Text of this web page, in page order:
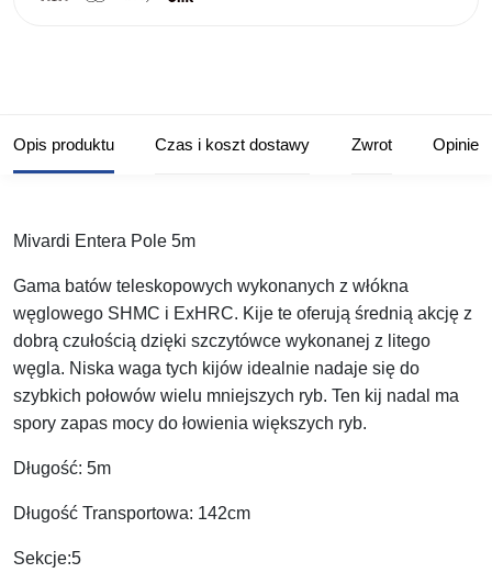
Opis produktu Czas i koszt dostawy Zwrot Opinie
Mivardi Entera Pole 5m
Gama batów teleskopowych wykonanych z włókna
węglowego SHMC i ExHRC. Kije te oferują średnią akcję z
dobrą czułością dzięki szczytówce wykonanej z litego
węgla. Niska waga tych kijów idealnie nadaje się do
szybkich połowów wielu mniejszych ryb. Ten kij nadal ma
spory zapas mocy do łowienia większych ryb.
Długość: 5m
Długość Transportowa: 142cm
Sekcje:5